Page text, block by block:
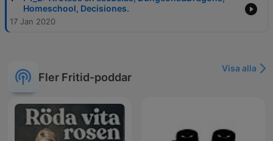
Homeschool, Decisiones.
17 Jan 2020
Fler Fritid-poddar
Visa alla